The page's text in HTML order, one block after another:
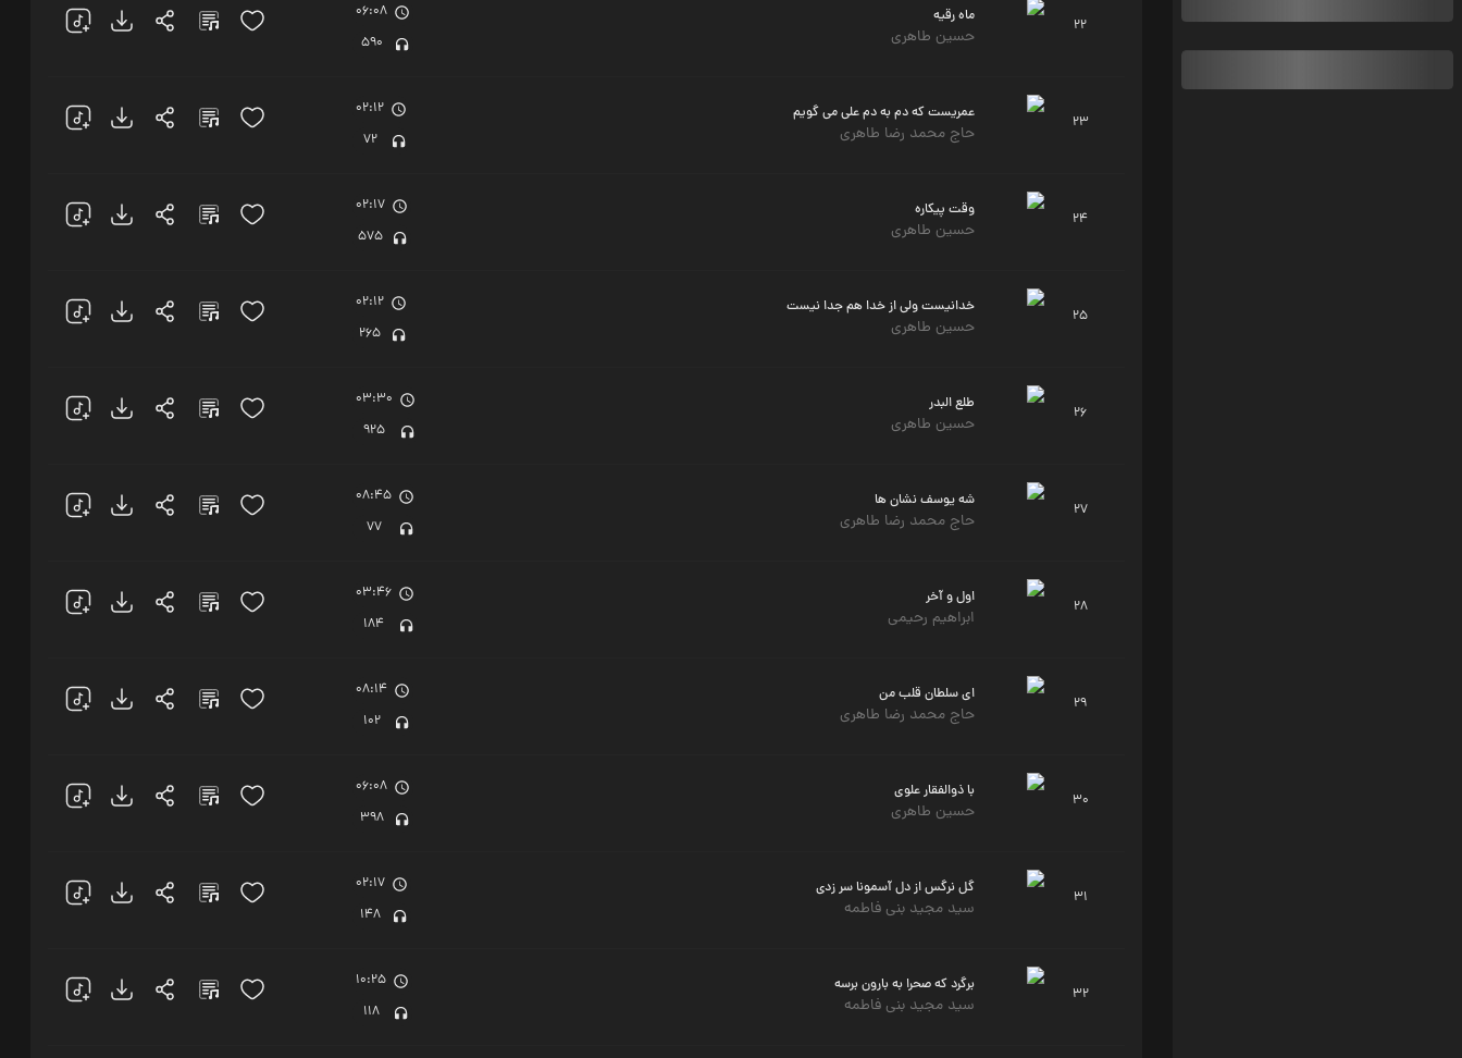
22 ماه رقیه
حسین طاهری
06:08
590
23 عمریست که دم به دم علی می گویم
حاج محمد رضا طاهری
02:12
72
24 وقت پیکاره
حسین طاهری
02:17
575
25 خدانیست ولی از خدا هم جدا نیست
حسین طاهری
02:12
265
26 طلع البدر
حسین طاهری
03:30
925
27 شه یوسف نشان ها
حاج محمد رضا طاهری
08:45
77
28 اول و آخر
ابراهیم رحیمی
03:46
184
29 ای سلطان قلب من
حاج محمد رضا طاهری
08:14
102
30 با ذوالفقار علوی
حسین طاهری
06:08
398
31 گل نرگس از دل آسمونا سر زدی
سید مجید بنی فاطمه
02:17
148
32 برگرد که صحرا به بارون برسه
سید مجید بنی فاطمه
10:25
118